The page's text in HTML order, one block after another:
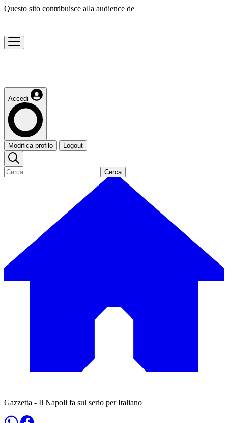
Questo sito contribuisce alla audience de
Accedi
Modifica profilo Logout
Cerca
Gazzetta - Il Napoli fa sul serio per Italiano